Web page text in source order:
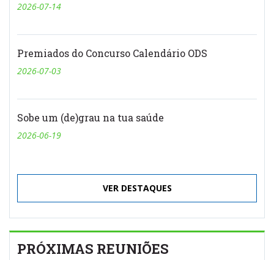
2026-07-14
Premiados do Concurso Calendário ODS
2026-07-03
Sobe um (de)grau na tua saúde
2026-06-19
VER DESTAQUES
PRÓXIMAS REUNIÕES